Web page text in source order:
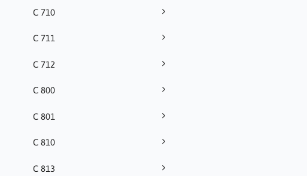
C 710
C 711
C 712
C 800
C 801
C 810
C 813